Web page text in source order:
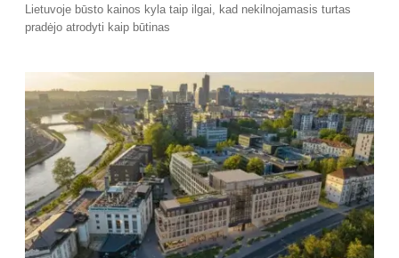
Lietuvoje būsto kainos kyla taip ilgai, kad nekilnojamasis turtas
pradėjo atrodyti kaip būtinas